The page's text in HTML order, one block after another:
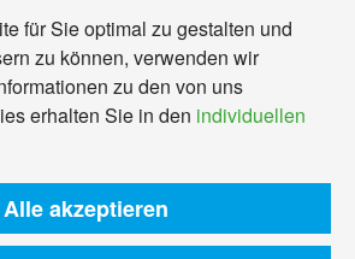
für Sie optimal zu gestalten und
zu können, verwenden wir
zu den von uns
erhalten Sie in den individuellen
Alle akzeptieren